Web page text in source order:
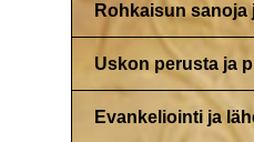
Rohkaisun sanoja
Uskon perusta ja
Evankeliointi ja